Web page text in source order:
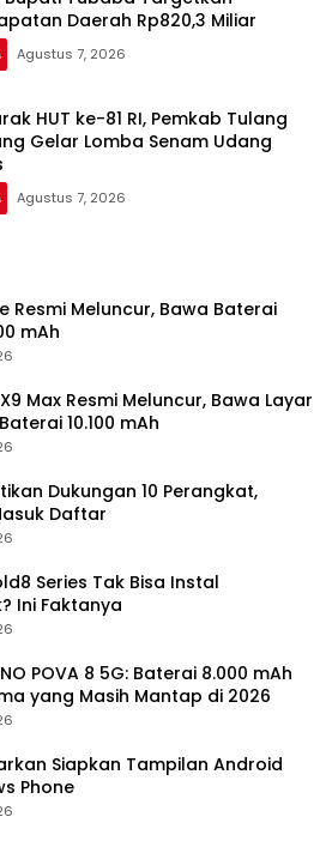
Daerah Rp820,3 Miliar
Agustus 7, 2026
HUT ke-81 RI, Pemkab Tulang
Gelar Lomba Senam Udang
Agustus 7, 2026
Resmi Meluncur, Bawa Baterai
mAh
Max Resmi Meluncur, Bawa Layar
10.100 mAh
Dukungan 10 Perangkat,
Daftar
Series Tak Bisa Instal
Ini Faktanya
POVA 8 5G: Baterai 8.000 mAh
yang Masih Mantap di 2026
Siapkan Tampilan Android
Phone